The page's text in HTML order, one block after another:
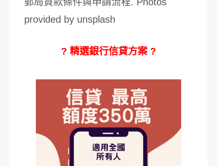
郵局貸款條件與申請流程. Photos
provided by unsplash
? 精選銀行信貸方案 ?